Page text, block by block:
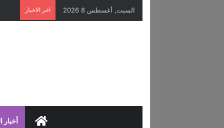
السبت, أغسطس 8 2026 اخر الاخبار
HOMEأخبار